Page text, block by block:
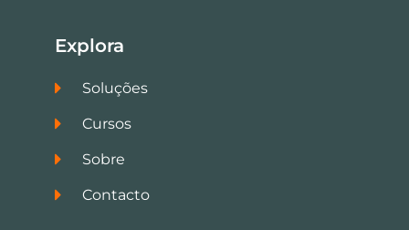
Explora
Soluções
Cursos
Sobre
Contacto